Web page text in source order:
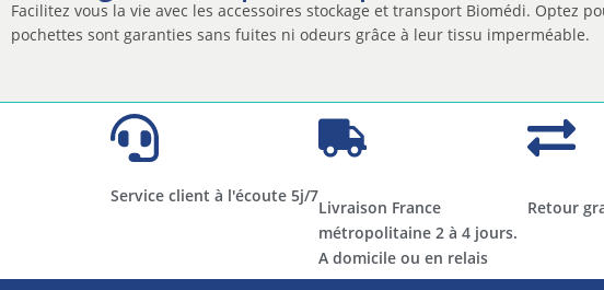
Facilitez vous la vie avec les accessoires stockage et transport Biomédi. Optez
pochettes sont garanties sans fuites ni odeurs grâce à leur tissu imperméable.
Service client à l'écoute 5j/7
Livraison France
métropolitaine 2 à 4 jours.
A domicile ou en relais​​
Retour